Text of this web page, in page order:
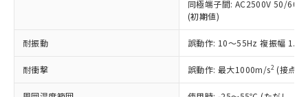
同極端子間: AC2500V 50/
(初期値)
耐振動 誤動作: 10～55Hz 複振幅
耐衝撃 誤動作: 最大1000m/s2 (接点
正式な納期状況および標準価格はお客
様のお取引先、またはお客様担当のオ
ムロン制御機器販売店・当社販売員に
オムロン制御機器販売店や当社販売拠
(PBDE) 1000ppm以下、フタル酸ビス(2-エチルヘキシ
ル) (DEHP)(別名：DOP) 1000ppm以下、フタル酸ブチ
ルベンジル（BBP） 1000ppm以下、フタル酸ジブチル
（DBP） 1000ppm以下、フタル酸ジイソブチル
但し、RoHS指令で産業用監視および制御機器に対する
フタル酸エステル類の４物質については閾値を超える意
図的な使用がないことを確認しています。
Cr(Ⅵ)(六価クロム) : 1000ppm、 PBBs(ポリ臭化ビフェ
ニル類) : 1000ppm、 PBDEs(ポリ臭化ジフェニルエーテ
イソブチル) : 1000ppm、 BBP(フタル酸ブチルベンジ
DEHP(フタル酸ビス(2-エチルヘキシル)) : 1000ppm
当社は規制貨物を破棄する場合は、完
いよう必要な手段を講じます。
当社は貴社製品を、核兵器、ミサイ
ル、化学兵器、生物兵器またはその他
武器並びにこれらの製造装置等に一切
一定数以上の在庫あり
一定数には満たないが在庫あり
在庫なし(最新の在庫状況につ